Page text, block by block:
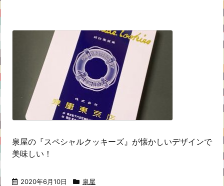
泉屋の『スペシャルクッキーズ』が懐かしいデザインで
美味しい！
2020年6月10日 泉屋